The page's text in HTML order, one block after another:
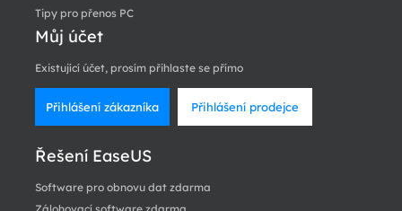
Tipy pro přenos PC
Můj účet
Existující účet, prosím přihlaste se přímo
Přihlášení zákazníka Přihlášení prodejce
Řešení EaseUS
Software pro obnovu dat zdarma